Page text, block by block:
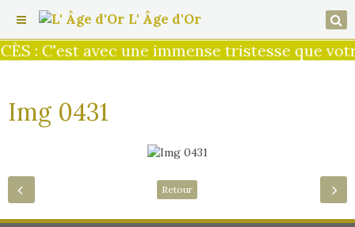
: C'est avec une immense tristesse que
L' Âge d'Or
Img 0431
Retour